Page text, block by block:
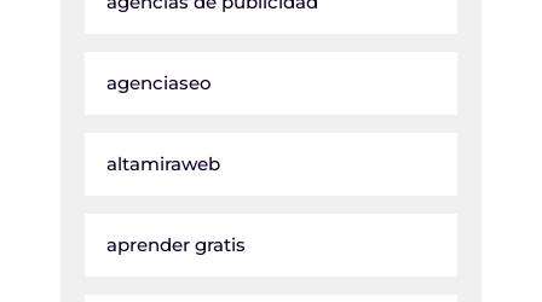
agenciaseo
altamiraweb
aprender gratis